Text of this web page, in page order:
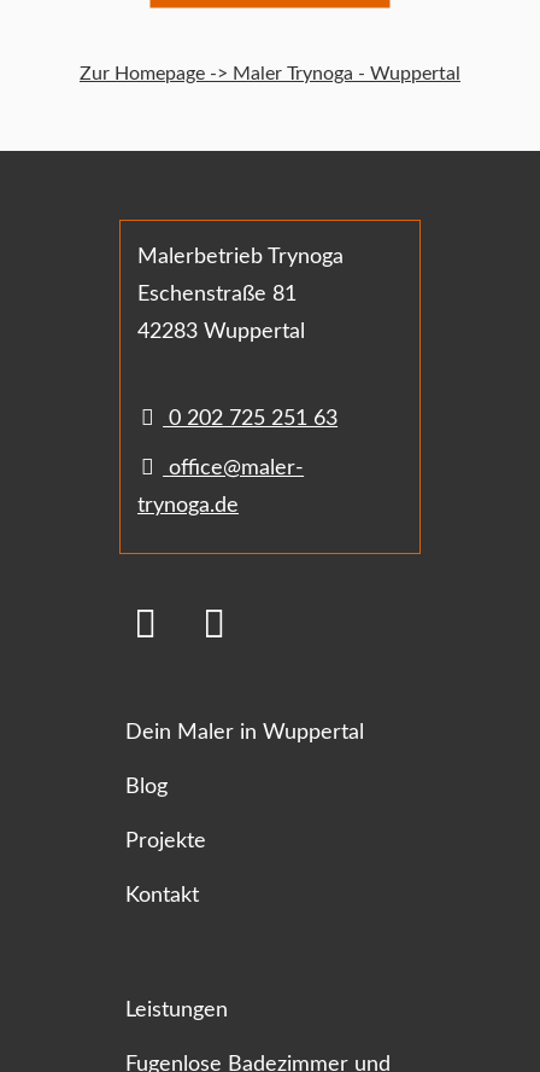
Zur Homepage -> Maler Trynoga - Wuppertal
Malerbetrieb Trynoga
Eschenstraße 81
42283 Wuppertal
0 202 725 251 63
office@maler-
trynoga.de
Dein Maler in Wuppertal
Blog
Projekte
Kontakt
Leistungen
Fugenlose Badezimmer und